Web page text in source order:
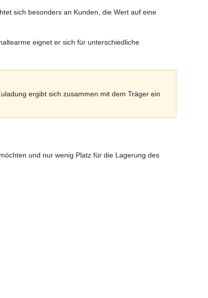
sich besonders an Kunden, die Wert auf eine
eignet er sich für unterschiedliche
ergibt sich zusammen mit dem Träger ein
und nur wenig Platz für die Lagerung des